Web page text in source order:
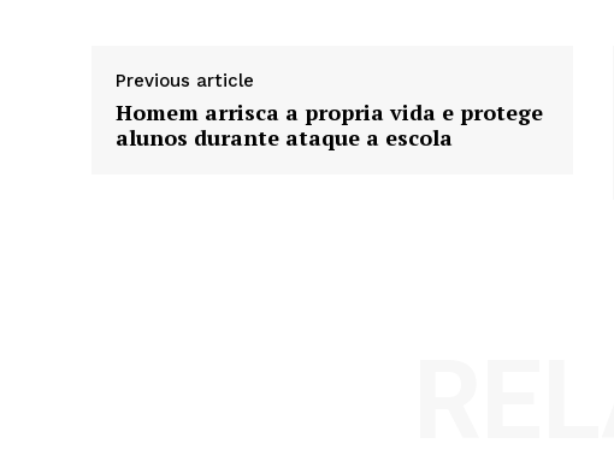
Previous article
Homem arrisca a propria vida e protege
alunos durante ataque a escola